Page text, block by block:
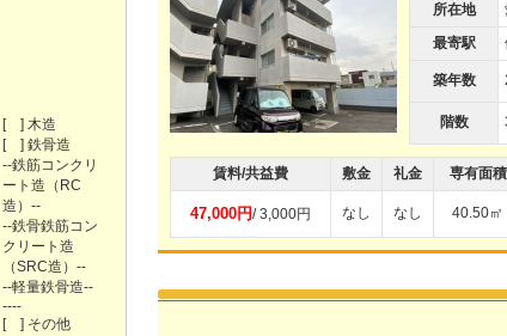
[ ] 木造
[ ] 鉄骨造
--鉄筋コンクリ
ート造（RC
造）--
--鉄骨鉄筋コン
クリート造
（SRC造）--
--軽量鉄骨造--
----
[ ] その他
所在地
最寄駅
築年数
階数
賃料/共益費 敷金 礼金 専有面積
47,000円/ 3,000円 なし なし 40.50㎡